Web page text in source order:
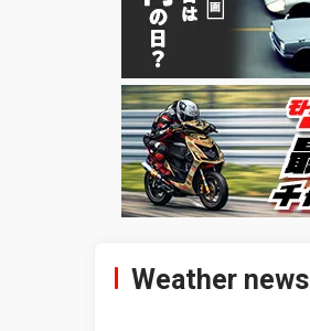
Weather news